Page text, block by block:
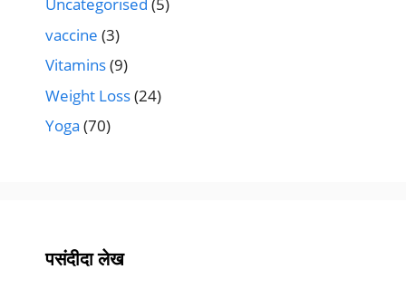
Uncategorised (5)
vaccine (3)
Vitamins(9)
Weight Loss(24)
Yoga (70)
पसंदीदा लेख